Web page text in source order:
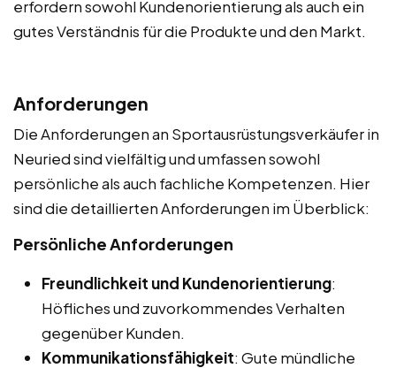
erfordern sowohl Kundenorientierung als auch ein
gutes Verständnis für die Produkte und den Markt.
Anforderungen
Die Anforderungen an Sportausrüstungsverkäufer in
Neuried sind vielfältig und umfassen sowohl
persönliche als auch fachliche Kompetenzen. Hier
sind die detaillierten Anforderungen im Überblick:
Persönliche Anforderungen
Freundlichkeit und Kundenorientierung:
Höfliches und zuvorkommendes Verhalten
gegenüber Kunden.
Kommunikationsfähigkeit: Gute mündliche